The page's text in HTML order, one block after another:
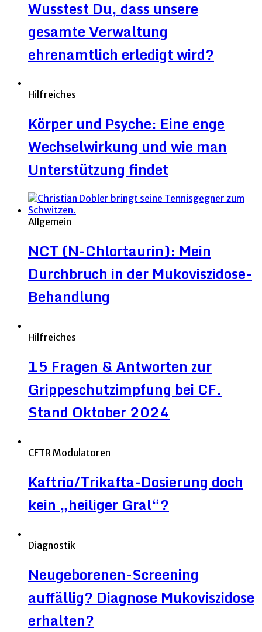
Wusstest Du, dass unsere
gesamte Verwaltung
ehrenamtlich erledigt wird?
Hilfreiches
Körper und Psyche: Eine enge
Wechselwirkung und wie man
Unterstützung findet
Allgemein
NCT (N-Chlortaurin): Mein
Durchbruch in der Mukoviszidose-
Behandlung
Hilfreiches
15 Fragen & Antworten zur
Grippeschutzimpfung bei CF.
Stand Oktober 2024
CFTR Modulatoren
Kaftrio/Trikafta-Dosierung doch
kein „heiliger Gral“?
Diagnostik
Neugeborenen-Screening
auffällig? Diagnose Mukoviszidose
erhalten?